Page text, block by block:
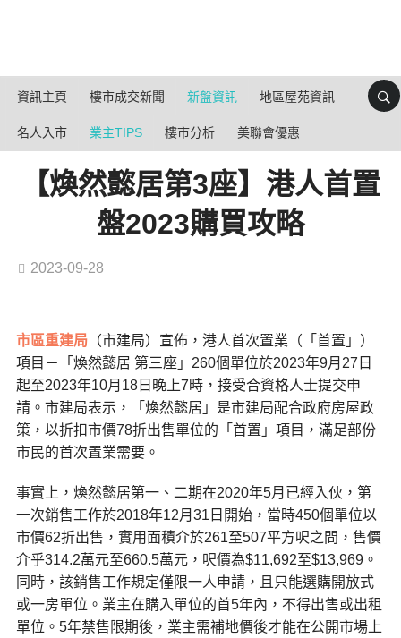
資訊主頁 樓市成交新聞 新盤資訊 地區屋苑資訊
名人入市 業主TIPS 樓市分析 美聯會優惠
【煥然懿居第3座】港人首置
盤2023購買攻略
2023-09-28
市區重建局（市建局）宣佈，港人首次置業（「首置」）
項目－「煥然懿居 第三座」260個單位於2023年9月27日
起至2023年10月18日晚上7時，接受合資格人士提交申
請。市建局表示，「煥然懿居」是市建局配合政府房屋政
策，以折扣市價78折出售單位的「首置」項目，滿足部份
市民的首次置業需要。
事實上，煥然懿居第一、二期在2020年5月已經入伙，第
一次銷售工作於2018年12月31日開始，當時450個單位以
市價62折出售，實用面積介於261至507平方呎之間，售價
介乎314.2萬元至660.5萬元，呎價為$11,692至$13,969。
同時，該銷售工作規定僅限一人申請，且只能選購開放式
或一房單位。業主在購入單位的首5年內，不得出售或出租
單位。5年禁售限期後，業主需補地價後才能在公開市場上